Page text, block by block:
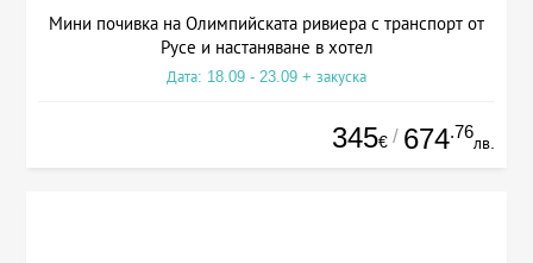
Мини почивка на Олимпийската ривиера с транспорт от
Русе и настаняване в хотел
Дата: 18.09 - 23.09 + закуска
345€ / 674.76
лв.